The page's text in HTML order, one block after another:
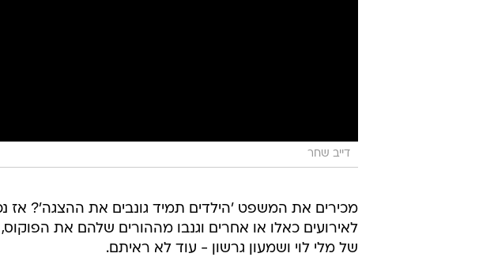
דייב שחר
מכירים את המשפט 'הילדים תמיד גונבים את ההצגה'? אז
לאירועים כאלו או אחרים וגנבו מההורים שלהם את
של מלי לוי ושמעון גרשון - עוד לא ראיתם.